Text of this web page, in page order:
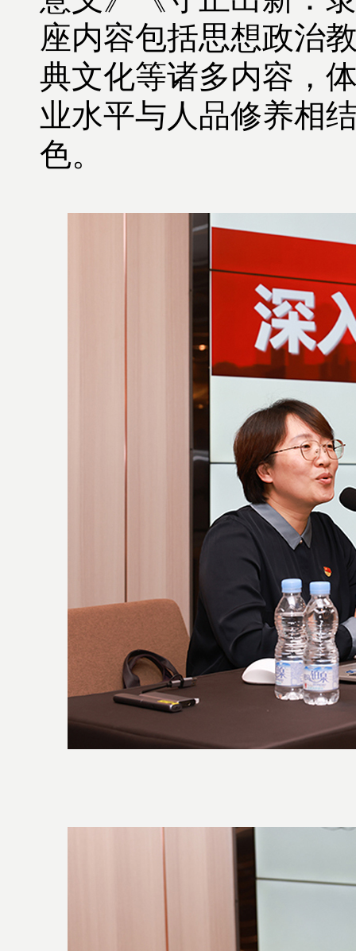
座内容包括思想政治
典文化等诸多内容，
业水平与人品修养相
色。